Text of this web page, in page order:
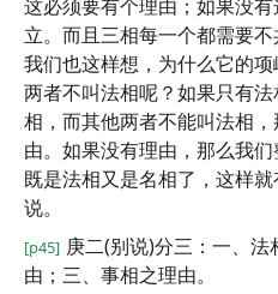
这必须要有个理由；如果没
立。而且三相每一个都需要不
我们也这样想，为什么它的
两者不叫法相呢？如果只有
相，而其他两者不能叫法相
由。如果没有理由，那么我
既是法相又是名相了，这样
说。
[p45] 庚二(别说)分三：一、
由；三、事相之理由。